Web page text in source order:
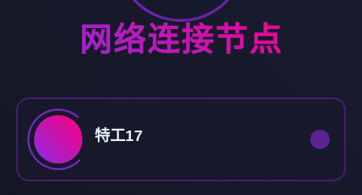
网络连接节点
特工17